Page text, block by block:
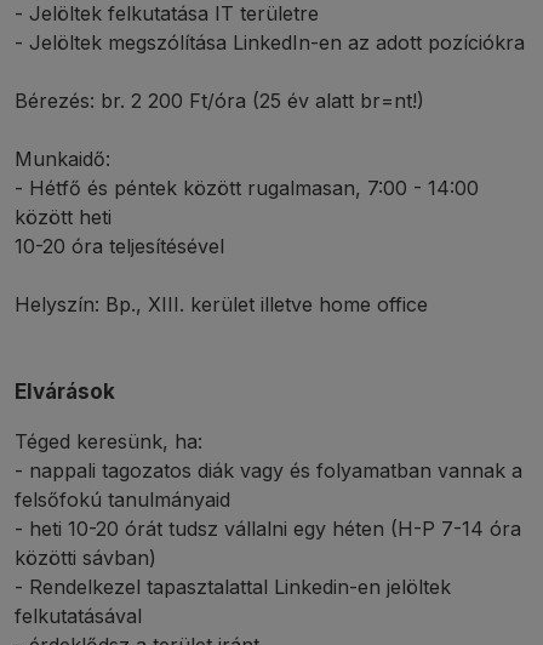
- Jelöltek felkutatása IT területre
- Jelöltek megszólítása LinkedIn-en az adott pozíciókra
Bérezés: br. 2 200 Ft/óra (25 év alatt br=nt!)
Munkaidő:
- Hétfő és péntek között rugalmasan, 7:00 - 14:00
között heti
10-20 óra teljesítésével
Helyszín: Bp., XIII. kerület illetve home office
Elvárások
Téged keresünk, ha:
- nappali tagozatos diák vagy és folyamatban vannak a
felsőfokú tanulmányaid
- heti 10-20 órát tudsz vállalni egy héten (H-P 7-14 óra
közötti sávban)
- Rendelkezel tapasztalattal Linkedin-en jelöltek
felkutatásával